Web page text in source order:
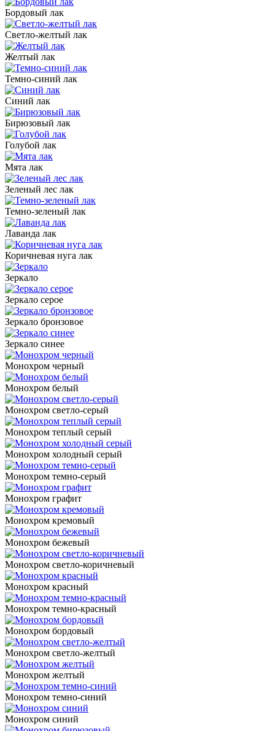
Бордовый лак
Светло-желтый лак
Желтый лак
Темно-синий лак
Синий лак
Бирюзовый лак
Голубой лак
Мята лак
Зеленый лес лак
Темно-зеленый лак
Лаванда лак
Коричневая нуга лак
Зеркало
Зеркало серое
Зеркало бронзовое
Зеркало синее
Монохром черный
Монохром белый
Монохром светло-серый
Монохром теплый серый
Монохром холодный серый
Монохром темно-серый
Монохром графит
Монохром кремовый
Монохром бежевый
Монохром светло-коричневый
Монохром красный
Монохром темно-красный
Монохром бордовый
Монохром светло-желтый
Монохром желтый
Монохром темно-синий
Монохром синий